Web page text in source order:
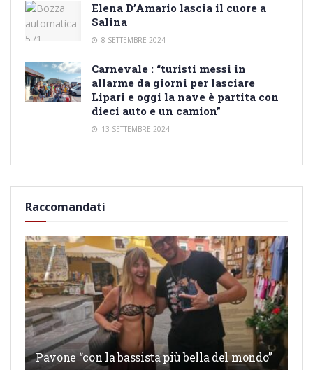
Elena D’Amario lascia il cuore a
Salina
8 SETTEMBRE 2024
Carnevale : “turisti messi in
allarme da giorni per lasciare
Lipari e oggi la nave è partita con
dieci auto e un camion”
13 SETTEMBRE 2024
Raccomandati
Pavone “con la bassista più bella del mondo”